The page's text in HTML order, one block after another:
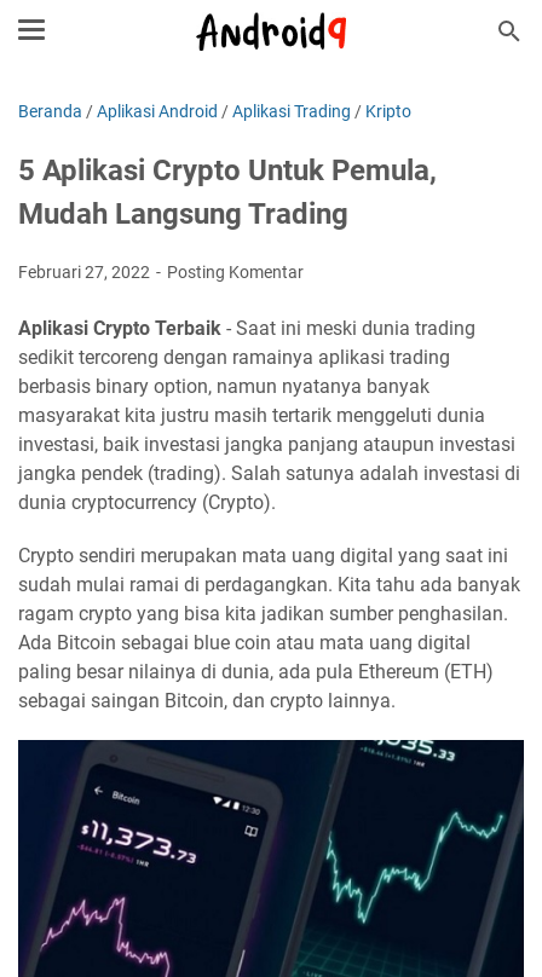
Beranda /Aplikasi Android /Aplikasi Trading / Kripto
5 Aplikasi Crypto Untuk Pemula,
Mudah Langsung Trading
Februari 27, 2022 Posting Komentar
Aplikasi Crypto Terbaik - Saat ini meski dunia trading
sedikit tercoreng dengan ramainya aplikasi trading
berbasis binary option, namun nyatanya banyak
masyarakat kita justru masih tertarik menggeluti dunia
investasi, baik investasi jangka panjang ataupun investasi
jangka pendek (trading). Salah satunya adalah investasi di
dunia cryptocurrency (Crypto).
Crypto sendiri merupakan mata uang digital yang saat ini
sudah mulai ramai di perdagangkan. Kita tahu ada banyak
ragam crypto yang bisa kita jadikan sumber penghasilan.
Ada Bitcoin sebagai blue coin atau mata uang digital
paling besar nilainya di dunia, ada pula Ethereum (ETH)
sebagai saingan Bitcoin, dan crypto lainnya.